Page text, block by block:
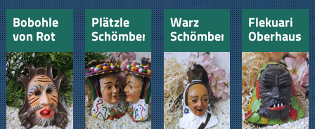
Bobohle
von Rot
an der
Roth
Plätzle
Schömberg
Warz
Schömberg
Flekuari
Oberhausen